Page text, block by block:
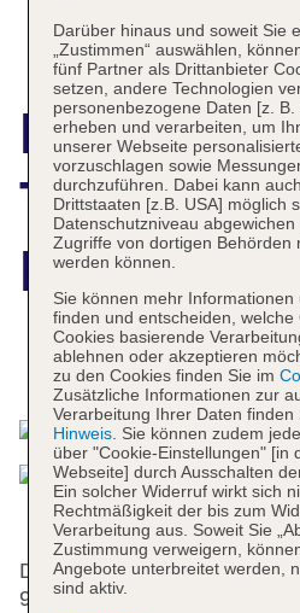
The
Highland
Das bietet Ihre
Das Cityhotel wurde 1874
96 Einzel- und 92
Darüber hinaus und soweit Sie
„Zustimmen“ auswählen,
fünf Partner als Drittanbieter
setzen, andere Technologien
personenbezogene Daten [z.
erheben und verarbeiten, um
unserer Webseite
vorzuschlagen sowie
durchzuführen. Dabei kann
Drittstaaten [z.B. USA] möglich
Datenschutzniveau
Zugriffe von dortigen Behörden
werden können.
Sie können mehr
finden und entscheiden,
Cookies basierende
ablehnen oder akzeptieren
zu den Cookies finden Sie im
Zusätzliche Informationen zur
Verarbeitung Ihrer Daten finden
Hinweis. Sie können zudem
über "Cookie-Einstellungen" [in
Webseite] durch Ausschalten
Ein solcher Widerruf wirkt sich
Rechtmäßigkeit der bis zum
Verarbeitung aus. Soweit Sie
Zustimmung verweigern,
Angebote unterbreitet werden,
sind aktiv.